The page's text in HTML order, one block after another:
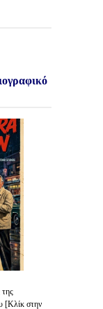
της
[Κλίκ στην